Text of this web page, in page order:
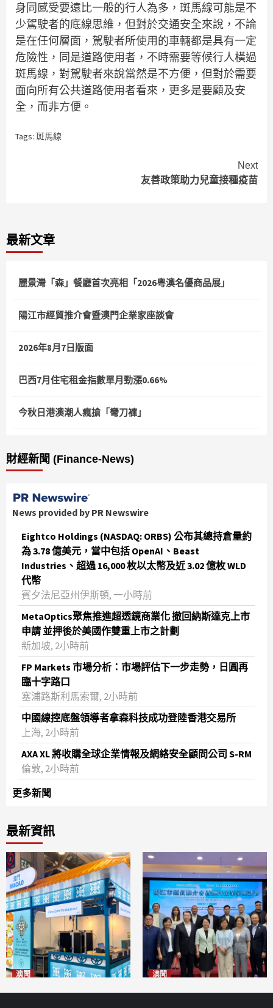
身同感受要遠比一般的行人為多，斑馬線可能是不
少駕駛者的底線思維，但對於交通安全來說，不論
是在任何層面，駕駛者所使用的車輛都是具有一定
危險性，同是道路使用者，不時需要等候行人橫過
斑馬線，對駕駛者來說當然是不方便，但對於需要
面向所有公共道路使用者看來，更多是要顧及安
全，而非方便。
Tags: 斑馬線
Next
友善政策助力兒童接種疫苗
最新文章
麗景灣「森」餐廳首次亮相「2026粵澳名優商品展」
陽江市經貿推介會暨澳門企業家座談會
2026年8月7日版面
巴西7月住宅租金指數單月勁漲0.66%
今秋日港澳潮人瘋搶「彎刀褲」
財經新聞 (Finance-News)
News provided by PR Newswire
Eightco Holdings (NASDAQ: ORBS) 公布其總持倉量約
為 3.78 億美元，當中包括 OpenAI、Beast
Industries、超過 16,000 枚以太幣及近 3.02 億枚 WLD
代幣
賓夕法尼亞州伊斯頓, 一小時前
MetaOptics聚焦推進超透鏡商業化 撤回納斯達克上市
申請 並押後於美國作雙重上市之計劃
新加坡, 2小時前
FP Markets 市場分析：市場評估下一步走勢，日圓再
臨十字路口
塞浦路斯利馬索爾, 2小時前
中國線控底盤領導者拿森科技成功登陸香港交易所
上海, 2小時前
AXA XL 將收購全球企業情報及網絡安全顧問公司 S-RM
倫敦, 2小時前
更多新聞
最新資訊
澳聞 澳聞